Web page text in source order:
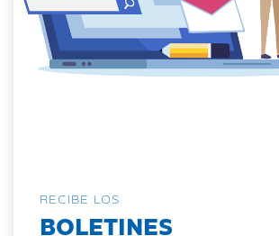
RECIBE LOS
BOLETINES